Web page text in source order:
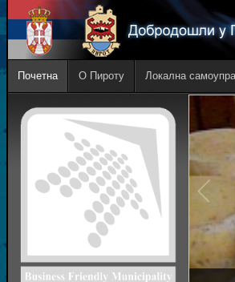
Почетна О Пироту Локална